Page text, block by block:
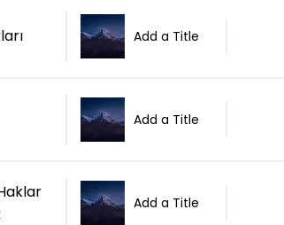
Add a Title
Add a Title
Add a Title